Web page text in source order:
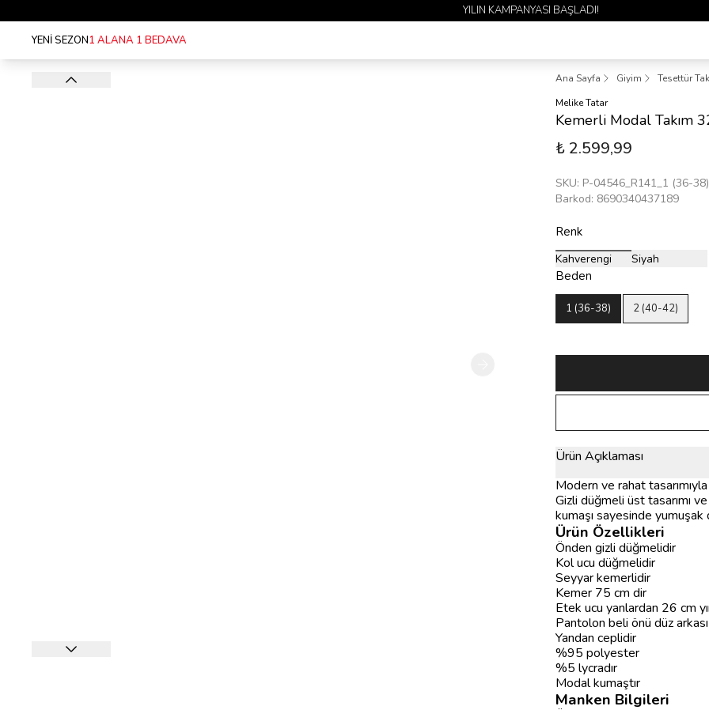
1 ALANA 1 BEDAVA YAYINDA 🎉
YENİ SEZON1 ALANA 1 BEDAVA
Ana Sayfa Giyim Tesettür
Melike Tatar
Kemerli Modal Takım
₺ 2.599,99
SKU: P-04546_R141_1 (36-38)
Barkod: 8690340437189
Renk
Kahverengi Siyah
Beden
1 (36-38) 2 (40-42)
Ürün Açıklaması
Modern ve rahat
Gizli düğmeli üst tasarımı
kumaşı sayesinde
Ürün Özellikleri
Önden gizli düğmelidir
Kol ucu düğmelidir
Seyyar kemerlidir
Kemer 75 cm dir
Etek ucu yanlardan 26 cm
Pantolon beli önü düz
Yandan ceplidir
%95 polyester
%5 lycradır
Modal kumaştır
Manken Bilgileri